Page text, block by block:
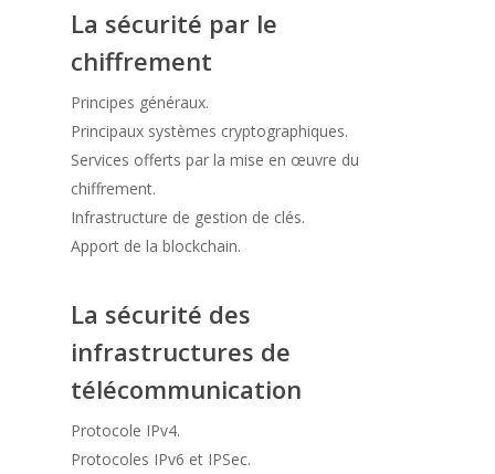
La sécurité par le
chiffrement
Principes généraux.
Principaux systèmes cryptographiques.
Services offerts par la mise en œuvre du
chiffrement.
Infrastructure de gestion de clés.
Apport de la blockchain.
La sécurité des
infrastructures de
télécommunication
Protocole IPv4.
Protocoles IPv6 et IPSec.